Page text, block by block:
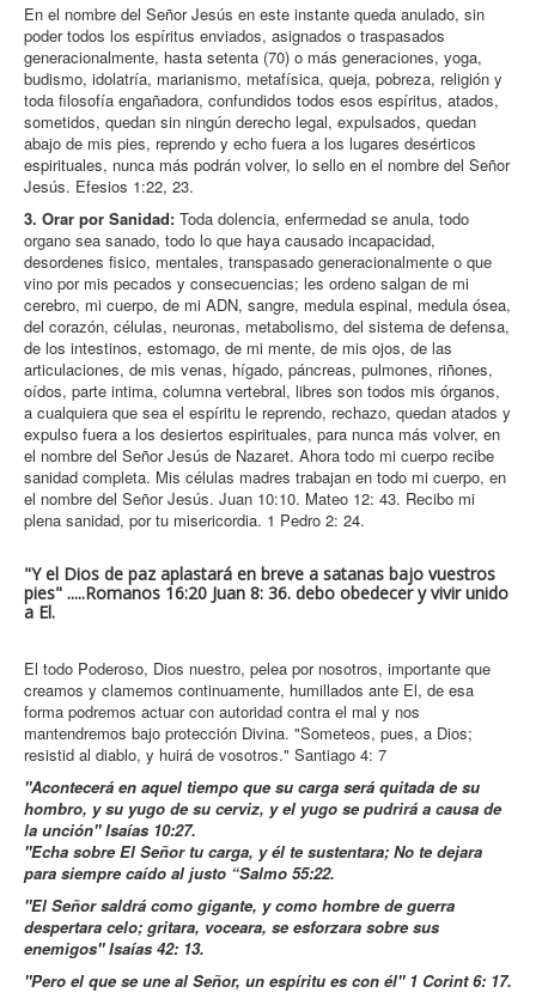
En el nombre del Señor Jesús en este instante queda anulado, sin
poder todos los espíritus enviados, asignados o traspasados
generacionalmente, hasta setenta (70) o más generaciones, yoga,
budismo, idolatría, marianismo, metafísica, queja, pobreza, religión y
toda filosofía engañadora, confundidos todos esos espíritus, atados,
sometidos, quedan sin ningún derecho legal, expulsados, quedan
abajo de mis pies, reprendo y echo fuera a los lugares desérticos
espirituales, nunca más podrán volver, lo sello en el nombre del Señor
Jesús. Efesios 1:22, 23.
3. Orar por Sanidad: Toda dolencia, enfermedad se anula, todo
organo sea sanado, todo lo que haya causado incapacidad,
desordenes fisico, mentales, transpasado generacionalmente o que
vino por mis pecados y consecuencias; les ordeno salgan de mi
cerebro, mi cuerpo, de mi ADN, sangre, medula espinal, medula ósea,
del corazón, células, neuronas, metabolismo, del sistema de defensa,
de los intestinos, estomago, de mi mente, de mis ojos, de las
articulaciones, de mis venas, hígado, páncreas, pulmones, riñones,
oídos, parte intima, columna vertebral, libres son todos mis órganos,
a cualquiera que sea el espíritu le reprendo, rechazo, quedan atados y
expulso fuera a los desiertos espirituales, para nunca más volver, en
el nombre del Señor Jesús de Nazaret. Ahora todo mi cuerpo recibe
sanidad completa. Mis células madres trabajan en todo mi cuerpo, en
el nombre del Señor Jesús. Juan 10:10. Mateo 12: 43. Recibo mi
plena sanidad, por tu misericordia. 1 Pedro 2: 24.
"Y el Dios de paz aplastará en breve a satanas bajo vuestros
pies" .....Romanos 16:20 Juan 8: 36. debo obedecer y vivir unido
a El.
El todo Poderoso, Dios nuestro, pelea por nosotros, importante que
creamos y clamemos continuamente, humillados ante El, de esa
forma podremos actuar con autoridad contra el mal y nos
mantendremos bajo protección Divina. "Someteos, pues, a Dios;
resistid al diablo, y huirá de vosotros." Santiago 4: 7
"Acontecerá en aquel tiempo que su carga será quitada de su
hombro, y su yugo de su cerviz, y el yugo se pudrirá a causa de
la unción" Isaías 10:27.
"Echa sobre El Señor tu carga, y él te sustentara; No te dejara
para siempre caído al justo “Salmo 55:22.
"El Señor saldrá como gigante, y como hombre de guerra
despertara celo; gritara, voceara, se esforzara sobre sus
enemigos" Isaías 42: 13.
"Pero el que se une al Señor, un espíritu es con él" 1 Corint 6: 17.